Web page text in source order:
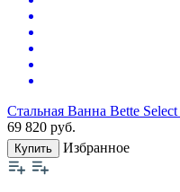
Стальная Ванна Bette
69 820 руб.
Купить Избранное